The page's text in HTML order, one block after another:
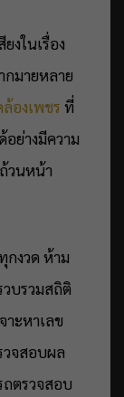
งในเรื่อง
กมายหลาย
องเพชร ที่
ย่างมีความ
วนหน้า
งวด ห้าม
วบรวมสถิติ
าะหาเลข
วจสอบผล
ตรวจสอบ